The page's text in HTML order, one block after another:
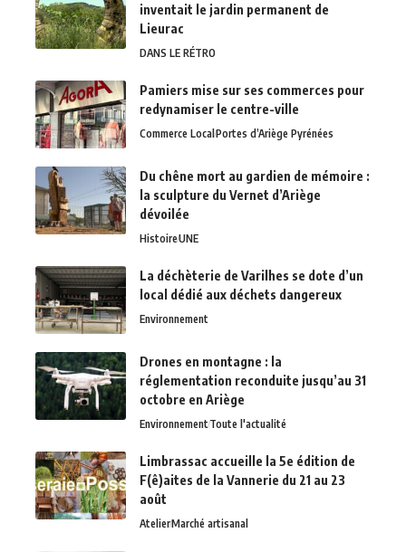
inventait le jardin permanent de
Lieurac
DANS LE RÉTRO
Pamiers mise sur ses commerces pour
redynamiser le centre-ville
Commerce LocalPortes d’Ariège Pyrénées
Du chêne mort au gardien de mémoire :
la sculpture du Vernet d’Ariège
dévoilée
HistoireUNE
La déchèterie de Varilhes se dote d’un
local dédié aux déchets dangereux
Environnement
Drones en montagne : la
réglementation reconduite jusqu’au 31
octobre en Ariège
EnvironnementToute l'actualité
Limbrassac accueille la 5e édition de
F(ê)aites de la Vannerie du 21 au 23
août
AtelierMarché artisanal